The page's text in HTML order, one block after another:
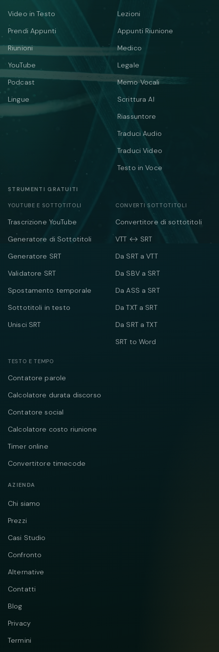
Video in Testo
Prendi Appunti
Riunioni
YouTube
Podcast
Lingue
Lezioni
Appunti Riunione
Medico
Legale
Memo Vocali
Scrittura AI
Riassuntore
Traduci Audio
Traduci Video
Testo in Voce
STRUMENTI GRATUITI
YOUTUBE E SOTTOTITOLI
Trascrizione YouTube
Generatore di Sottotitoli
Generatore SRT
Validatore SRT
Spostamento temporale
Sottotitoli in testo
Unisci SRT
CONVERTI SOTTOTITOLI
Convertitore di sottotitoli
VTT ↔ SRT
Da SRT a VTT
Da SBV a SRT
Da ASS a SRT
Da TXT a SRT
Da SRT a TXT
SRT to Word
TESTO E TEMPO
Contatore parole
Calcolatore durata discorso
Contatore social
Calcolatore costo riunione
Timer online
Convertitore timecode
AZIENDA
Chi siamo
Prezzi
Casi Studio
Confronto
Alternative
Contatti
Blog
Privacy
Termini